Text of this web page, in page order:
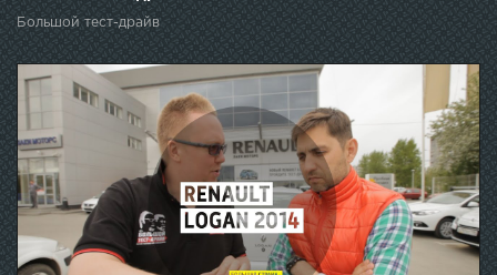
Большой тест-драйв